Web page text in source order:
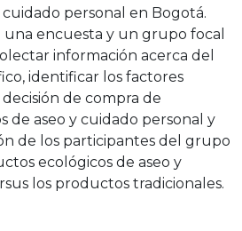
personal en Bogotá.
una encuesta y un grupo focal
información acerca del
identificar los factores
de compra de
de aseo y cuidado personal y
de los participantes del grupo
ecológicos de aseo y
los productos tradicionales.